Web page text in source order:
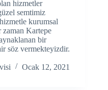
hizmetler
semtimiz
kurumsal
zaman Kartepe
bir
söz vermekteyizdir.
Ocak 12, 2021